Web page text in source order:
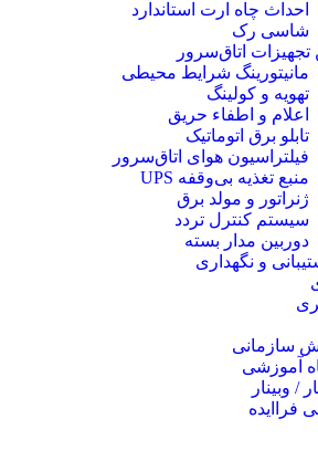
احداث چاه ارت استاندارد
شاسی رک
تجهیزات اتاق‌سرور
مانیتورینگ شرایط محیطی
تهویه و کولینگ
اعلام و اطفاء حریق
تابلو برق اتوماتیک
فیلتراسیون هوای اتاق‌سرور
منبع تغذیه بی‌وقفه ‌UPS
ژنراتور و مولد برق
سیستم کنترل تردد
دوربین مدار بسته
و نگهداری
سازمانی
آموزشی
/ وبینار
فراایده